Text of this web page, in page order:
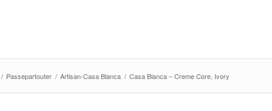
/ Passepartouter / Artisan-Casa Blanca / Casa Blanca – Creme Core, Ivory